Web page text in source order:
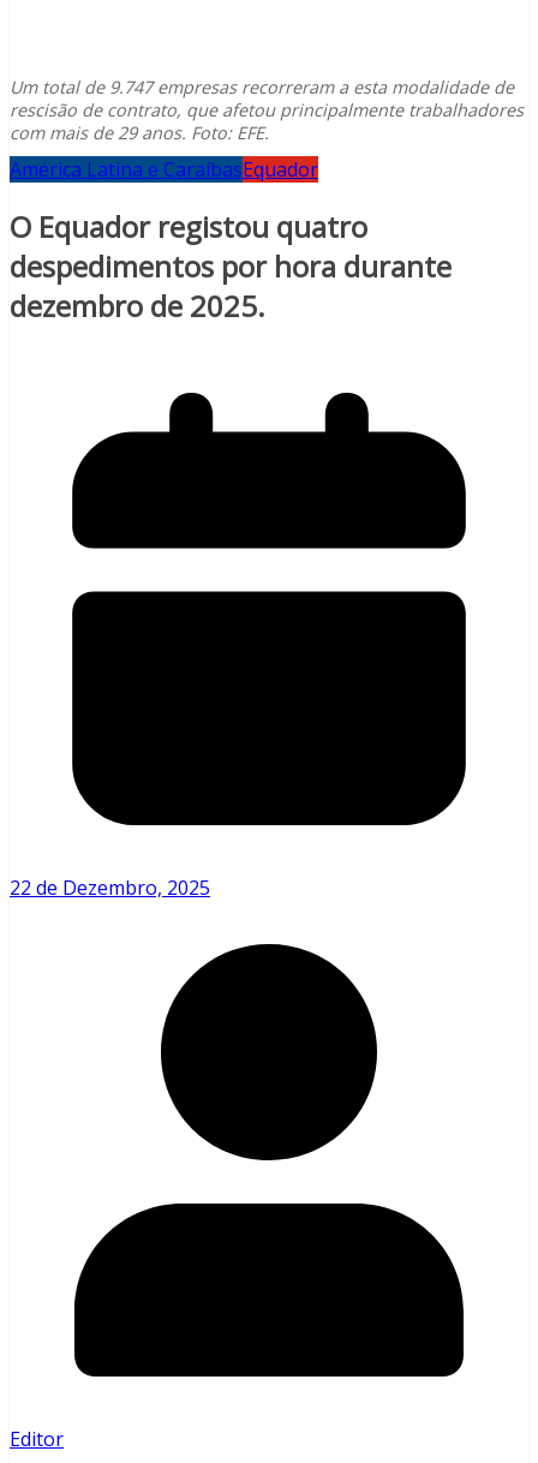
Um total de 9.747 empresas recorreram a esta modalidade de
rescisão de contrato, que afetou principalmente trabalhadores
com mais de 29 anos. Foto: EFE.
América Latina e CaraíbasEquador
O Equador registou quatro
despedimentos por hora durante
dezembro de 2025.
22 de Dezembro, 2025
Editor